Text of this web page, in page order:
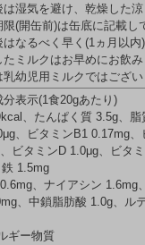
は湿気を避け、乾燥した
(開缶前)は缶底に記載し
はなるべく早く(1ヵ月以内
ミルクはお早めにお飲み
幼児用ミルクではござい
表示(1食20gあたり)
、たんぱく質 3.5g、
、ビタミンB1 0.17mg
ビタミンD 1.0μg、ビタ
1.5mg
、ナイアシン 1.6mg
、中鎖脂肪酸 1.0g、ル
ギー物質